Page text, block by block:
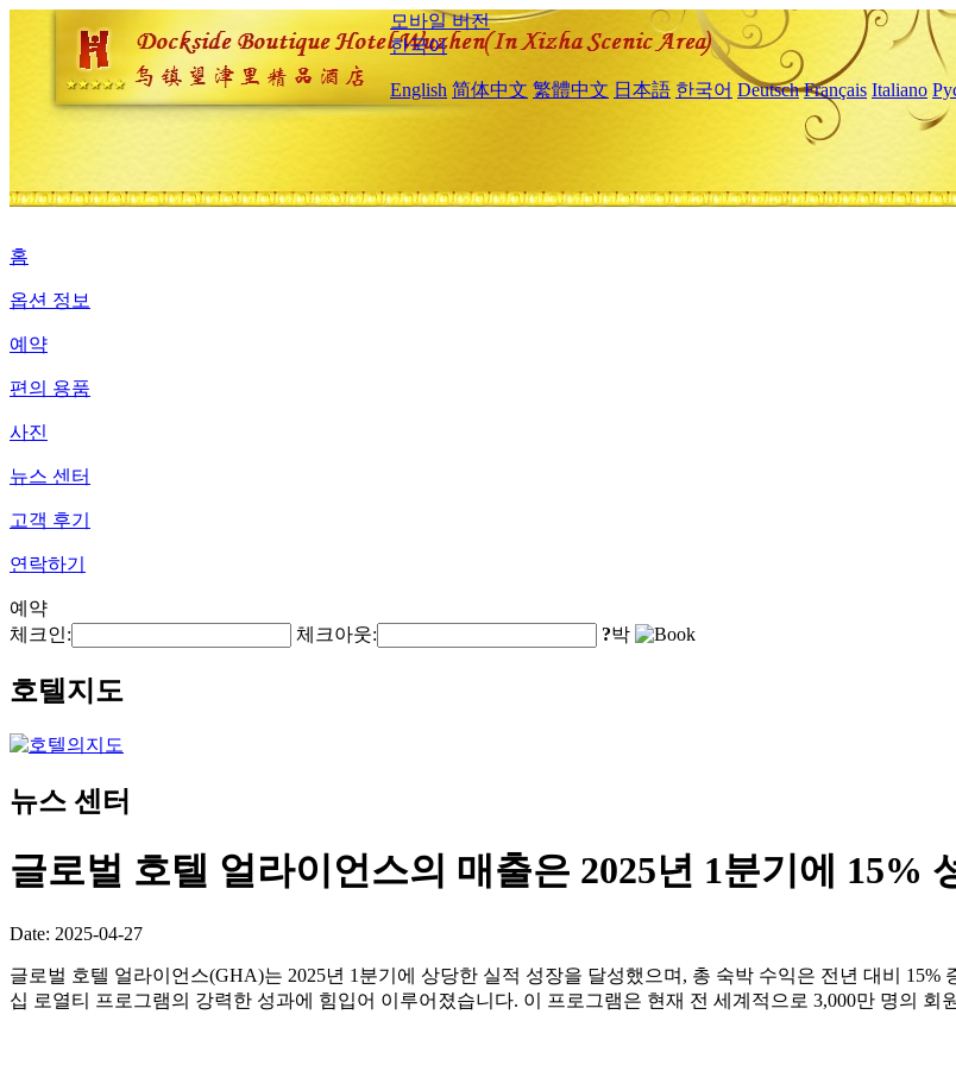
모바일 버전
한국어
English 简体中文 繁體中文 日本語 한국어 Deutsch Français Italiano
홈
옵션 정보
예약
편의 용품
사진
뉴스 센터
고객 후기
연락하기
예약
체크인:
체크아웃: ?박
호텔지도
뉴스 센터
글로벌 호텔 얼라이언스의 매출은 2025년 1분기에 15%
Date: 2025-04-27
글로벌 호텔 얼라이언스(GHA)는 2025년 1분기에 상당한 실적 성장을 달성했으며, 총 숙박 수익은 전년 대비 15%
십 로열티 프로그램의 강력한 성과에 힘입어 이루어졌습니다. 이 프로그램은 현재 전 세계적으로 3,000만 명의